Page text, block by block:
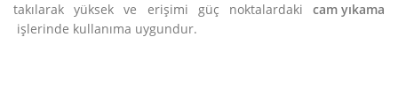
takılarak yüksek ve erişimi güç noktalardaki cam yıkama
işlerinde kullanıma uygundur.